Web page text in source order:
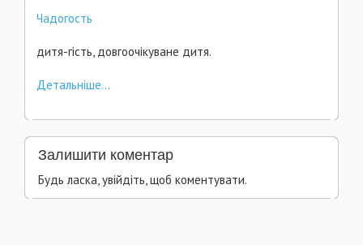
Чадогость
дитя-гість, довгоочікуване дитя.
Детальніше...
Залишити коментар
Будь ласка, увійдіть, щоб коментувати.